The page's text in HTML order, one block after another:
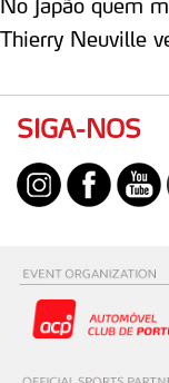
No Japão quem
Thierry Neuville
SIGA-NOS